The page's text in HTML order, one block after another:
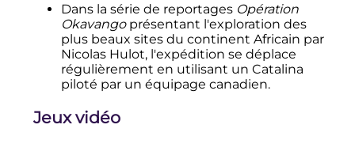
Dans la série de reportages Opération
Okavangoprésentant l'exploration des
plus beaux sites du continent Africain par
Nicolas Hulot, l'expédition se déplace
régulièrement en utilisant un Catalina
piloté par un équipage canadien.
Jeux vidéo